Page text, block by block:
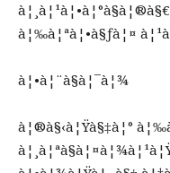
à¦‰à¦ªà¦•à§ƒà¦¤
à¦•à¦¨à§à¦¯à¦¾
à¦®à§‹à¦Ÿà§‡à¦°